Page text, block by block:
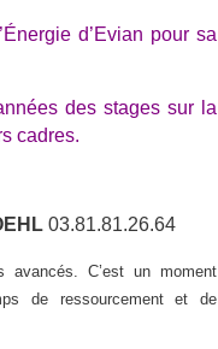
d’Evian pour sa
des stages sur la
cadres.
03.81.81.26.64
C’est un moment
de ressourcement et de